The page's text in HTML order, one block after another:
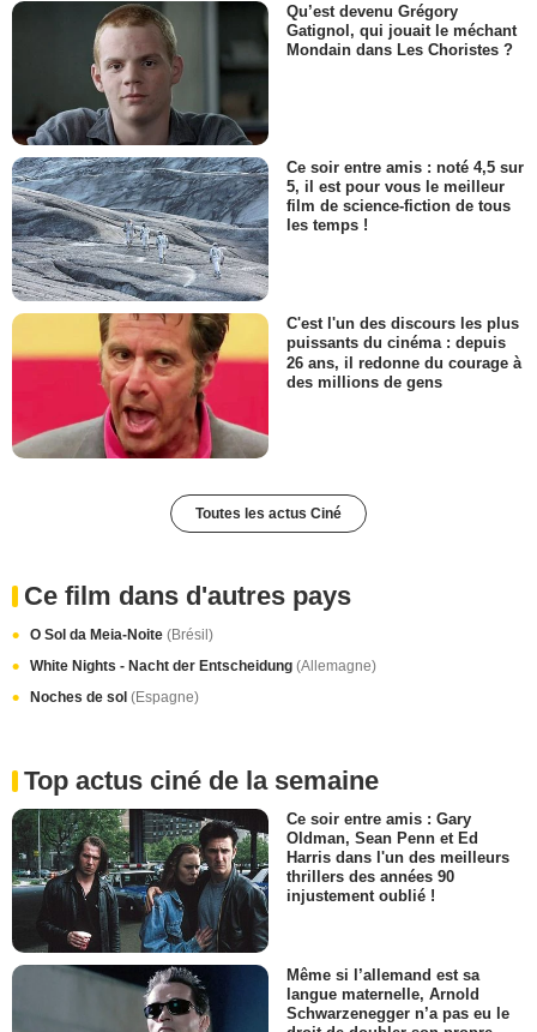
Qu’est devenu Grégory
Gatignol, qui jouait le méchant
Mondain dans Les Choristes ?
Ce soir entre amis : noté 4,5 sur
5, il est pour vous le meilleur
film de science-fiction de tous
les temps !
C'est l'un des discours les plus
puissants du cinéma : depuis
26 ans, il redonne du courage à
des millions de gens
Toutes les actus Ciné
Ce film dans d'autres pays
O Sol da Meia-Noite (Brésil)
White Nights - Nacht der Entscheidung (Allemagne)
Noches de sol (Espagne)
Top actus ciné de la semaine
Ce soir entre amis : Gary
Oldman, Sean Penn et Ed
Harris dans l'un des meilleurs
thrillers des années 90
injustement oublié !
Même si l’allemand est sa
langue maternelle, Arnold
Schwarzenegger n’a pas eu le